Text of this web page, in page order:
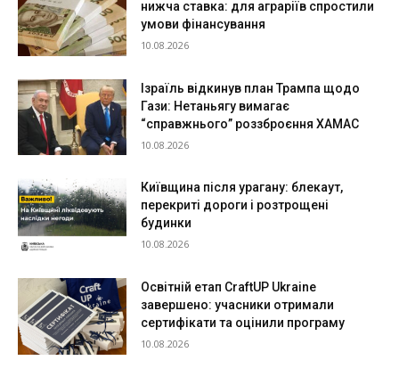
нижча ставка: для аграріїв спростили
умови фінансування
10.08.2026
Ізраїль відкинув план Трампа щодо
Гази: Нетаньягу вимагає
“справжнього” роззброєння ХАМАС
10.08.2026
Київщина після урагану: блекаут,
перекриті дороги і розтрощені
будинки
10.08.2026
Освітній етап CraftUP Ukraine
завершено: учасники отримали
сертифікати та оцінили програму
10.08.2026